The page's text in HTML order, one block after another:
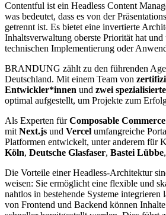
Contentful ist ein Headless Content
was bedeutet, dass es von der
getrennt ist. Es bietet eine invertierte
Inhaltsverwaltung oberste Priorität hat
technischen Implementierung oder
BRANDUNG zählt zu den führenden
Deutschland. Mit einem Team von
Entwickler*innen und zwei
optimal aufgestellt, um Projekte zum
Als Experten fürComposable Commerce
mit Next.js und Vercel umfangreiche
Platformen entwickelt, unter anderem für
Köln, Deutsche Glasfaser, Bastei Lübbe,
Die Vorteile einer Headless-Architektur
weisen: Sie ermöglicht eine flexible und
nahtlos in bestehende Systeme
von Frontend und Backend können